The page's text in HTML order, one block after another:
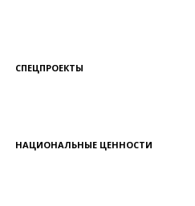
СПЕЦПРОЕКТЫ
НАЦИОНАЛЬНЫЕ ЦЕННОСТИ